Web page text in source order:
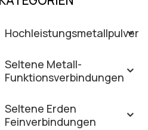
Hochleistungsmetallpulver
Seltene Metall-
Funktionsverbindungen
Seltene Erden
Feinverbindungen